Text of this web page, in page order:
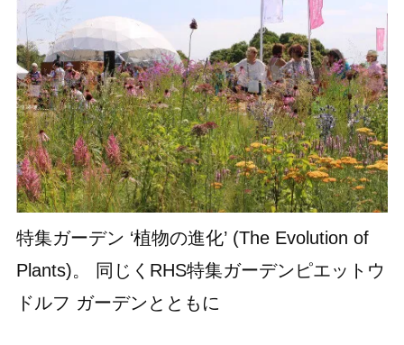
特集ガーデン ‘植物の進化’ (The Evolution of
Plants)。 同じくRHS特集ガーデンピエットウ
ドルフ ガーデンとともに